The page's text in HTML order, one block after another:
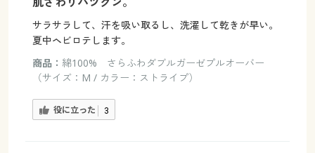
サラサラして、汗を吸い取るし、洗濯して乾きが早い。
夏中ヘビロテします。
商品： 綿100% さらふわダブルガーゼプルオーバー
（サイズ：M / カラー：ストライプ）
役に立った 3